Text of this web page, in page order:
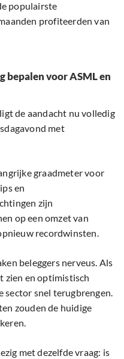
populairste
profiteerden van
voor ASML en
de aandacht nu volledig
met
graadmeter voor
en
zijn
op een omzet van
recordwinsten.
beleggers nerveus. Als
zien en optimistisch
snel terugbrengen.
zouden de huidige
met dezelfde vraag: is